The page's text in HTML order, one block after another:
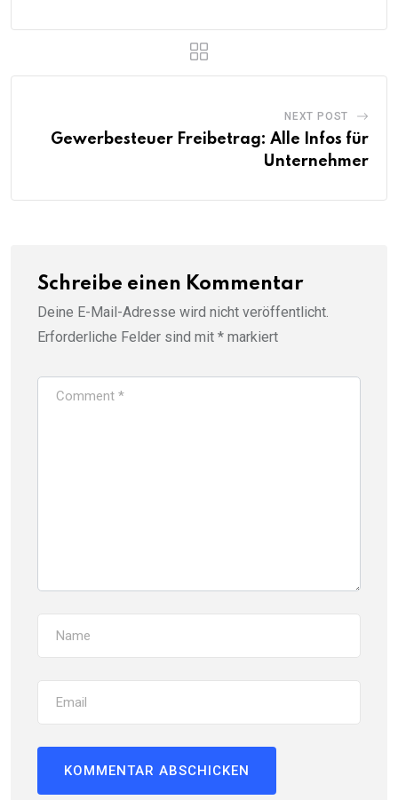
NEXT POST
Gewerbesteuer Freibetrag: Alle Infos für
Unternehmer
Schreibe einen Kommentar
Deine E-Mail-Adresse wird nicht veröffentlicht.
Erforderliche Felder sind mit * markiert